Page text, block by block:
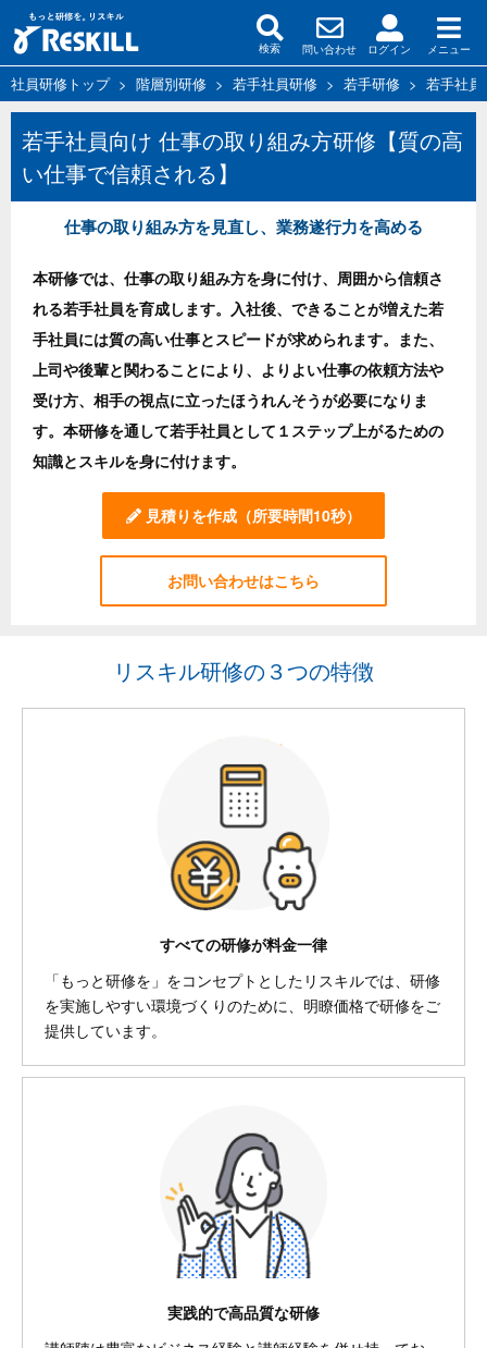
検索 問い合わせ ログイン メニュー
社員研修トップ> 階層別研修 > 若手社員研修 > 若手研修 > 若手社
若手社員向け 仕事の取り組み方研修【質の高
い仕事で信頼される】
仕事の取り組み方を見直し、業務遂行力を高める
本研修では、仕事の取り組み方を身に付け、周囲から信頼さ
れる若手社員を育成します。入社後、できることが増えた若
手社員には質の高い仕事とスピードが求められます。また、
上司や後輩と関わることにより、よりよい仕事の依頼方法や
受け方、相手の視点に立ったほうれんそうが必要になりま
す。本研修を通して若手社員として１ステップ上がるための
知識とスキルを身に付けます。
見積りを作成 （所要時間10秒）
お問い合わせはこちら
リスキル研修の３つの特徴
すべての研修が料金一律
「もっと研修を」をコンセプトとしたリスキルでは、研修
を実施しやすい環境づくりのために、明瞭価格で研修をご
提供しています。
実践的で高品質な研修